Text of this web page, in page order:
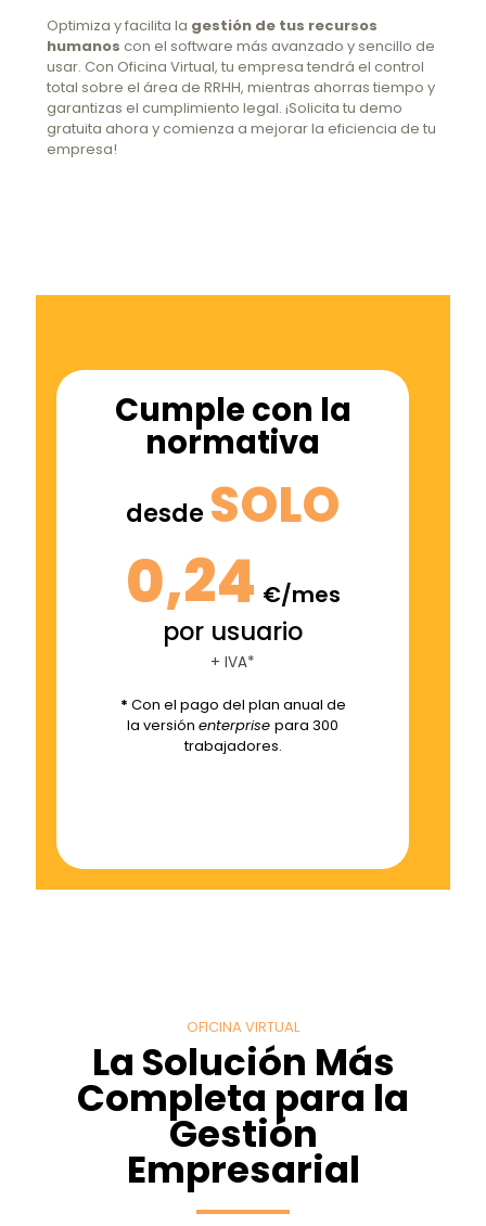
Optimiza y facilita la gestión de tus recursos
humanos con el software más avanzado y sencillo de
usar. Con Oficina Virtual, tu empresa tendrá el control
total sobre el área de RRHH, mientras ahorras tiempo y
garantizas el cumplimiento legal. ¡Solicita tu demo
gratuita ahora y comienza a mejorar la eficiencia de tu
empresa!
Cumple con la
normativa
desde SOLO
0,24 €/mes
por usuario
+ IVA*
* Con el pago del plan anual de
la versión enterprise para 300
trabajadores.
OFICINA VIRTUAL
La Solución Más
Completa para la
Gestión
Empresarial